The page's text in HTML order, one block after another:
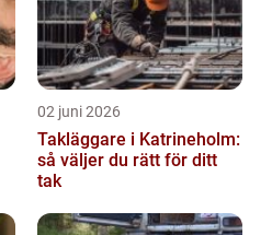
02 juni 2026
Takläggare i Katrineholm:
så väljer du rätt för ditt
tak